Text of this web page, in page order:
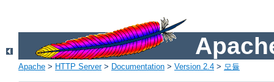
Apache > HTTP Server> Documentation > Version 2.4 > 모듈